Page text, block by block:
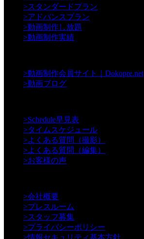
>スタンダードプラン
>アドバンスプラン
>動画制作し放題
>動画制作実績
>動画制作会員サイト｜Dokopre.net
>動画ブログ
>Schedule早見表
>タイムスケジュール
>よくある質問（撮影）
>よくある質問（編集）
>お客様の声
>会社概要
>プレスルーム
>スタッフ募集
>プライバシーポリシー